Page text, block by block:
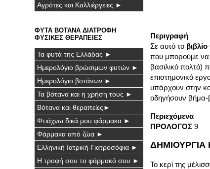
Περιγραφή
Σε αυτό το
που μπορούμε να
βασιλικό πολτό)
επιστημονικό
υπάρχουν στην
οδηγήσουν βήμα-
Περιεχόμενα
ΠΡΟΛΟΓΟΣ 9
ΔΗΜΙΟΥΡΓΙΑ
Το κερί της
Αγρότες και Καλλιέργειες ►
ΦΥΤΑ ΒΟΤΑΝΑ ΔΙΑΤΡΟΦΗ
ΦΥΣΙΚΕΣ ΘΕΡΑΠΕΙΕΣ
Τα φυτά της Ελλάδας ►
Ημερολόγιο βρώσιμων φυτών ►
Ημερολόγιο βοτάνων ►
Τα βότανα και η χρήση τους ►
Βότανα και θεραπείες►
Φτιάχνω δικά μου φάρμακα ►
Φάρμακα από ζώα ►
Ελληνική Ιατρική-Γιατροσόφια ►
Η τροφή σου το φάρμακό σου ►